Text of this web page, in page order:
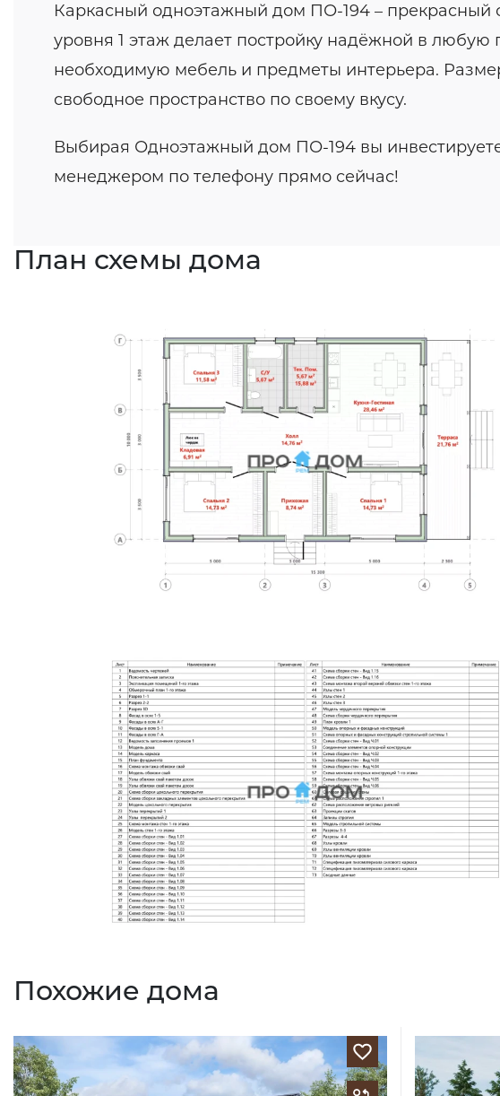
Каркасный одноэтажный дом ПО-194 – прекрасный
уровня 1 этаж делает постройку надёжной в любую
необходимую мебель и предметы интерьера.
свободное пространство по своему вкусу.
Выбирая Одноэтажный дом ПО-194 вы
менеджером по телефону прямо сейчас!
План схемы дома
Похожие дома